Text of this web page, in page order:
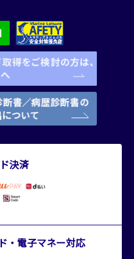
決済
・電子マネー対応